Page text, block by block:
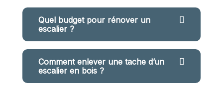
Quel budget pour rénover un
escalier ?
Comment enlever une tache d’un
escalier en bois ?